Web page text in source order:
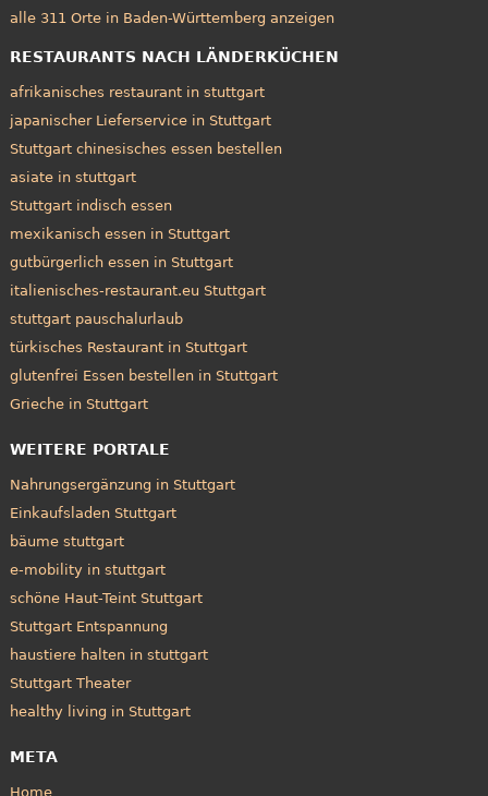
alle 311 Orte in Baden-Württemberg anzeigen
RESTAURANTS NACH LÄNDERKÜCHEN
afrikanisches restaurant in stuttgart
japanischer Lieferservice in Stuttgart
Stuttgart chinesisches essen bestellen
asiate in stuttgart
Stuttgart indisch essen
mexikanisch essen in Stuttgart
gutbürgerlich essen in Stuttgart
italienisches-restaurant.eu Stuttgart
stuttgart pauschalurlaub
türkisches Restaurant in Stuttgart
glutenfrei Essen bestellen in Stuttgart
Grieche in Stuttgart
WEITERE PORTALE
Nahrungsergänzung in Stuttgart
Einkaufsladen Stuttgart
bäume stuttgart
e-mobility in stuttgart
schöne Haut-Teint Stuttgart
Stuttgart Entspannung
haustiere halten in stuttgart
Stuttgart Theater
healthy living in Stuttgart
META
Home